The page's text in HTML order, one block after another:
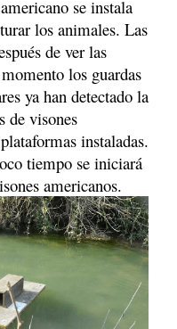
se instala
los animales. Las
de ver las
los guardas
ya han detectado la
de visones
instaladas.
tiempo se iniciará
americanos.